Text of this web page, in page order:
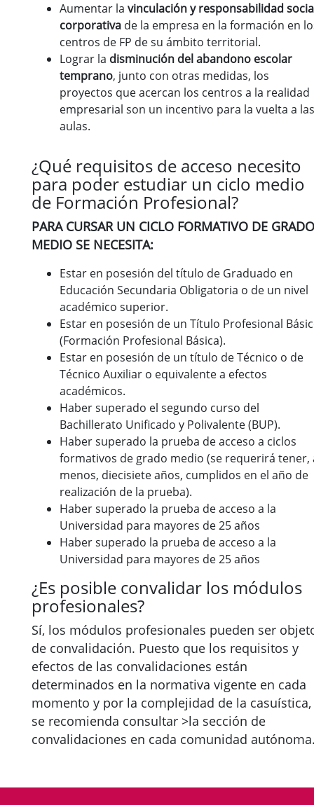
Aumentar la vinculación y responsabilidad
corporativa de la empresa en la formación en
centros de FP de su ámbito territorial.
Lograr la disminución del abandono escolar
temprano, junto con otras medidas, los
proyectos que acercan los centros a la realidad
empresarial son un incentivo para la vuelta a las
aulas.
¿Qué requisitos de acceso necesito
para poder estudiar un ciclo medio
de Formación Profesional?
PARA CURSAR UN CICLO FORMATIVO DE GRADO
MEDIO SE NECESITA:
Estar en posesión del título de Graduado en
Educación Secundaria Obligatoria o de un nivel
académico superior.
Estar en posesión de un Título Profesional
(Formación Profesional Básica).
Estar en posesión de un título de Técnico o de
Técnico Auxiliar o equivalente a efectos
académicos.
Haber superado el segundo curso del
Bachillerato Unificado y Polivalente (BUP).
Haber superado la prueba de acceso a ciclos
formativos de grado medio (se requerirá tener,
menos, diecisiete años, cumplidos en el año de
realización de la prueba).
Haber superado la prueba de acceso a la
Universidad para mayores de 25 años
Haber superado la prueba de acceso a la
Universidad para mayores de 25 años
¿Es posible convalidar los módulos
profesionales?
Sí, los módulos profesionales pueden ser
de convalidación. Puesto que los requisitos y
efectos de las convalidaciones están
determinados en la normativa vigente en cada
momento y por la complejidad de la casuística,
se recomienda consultar >la sección de
convalidaciones en cada comunidad